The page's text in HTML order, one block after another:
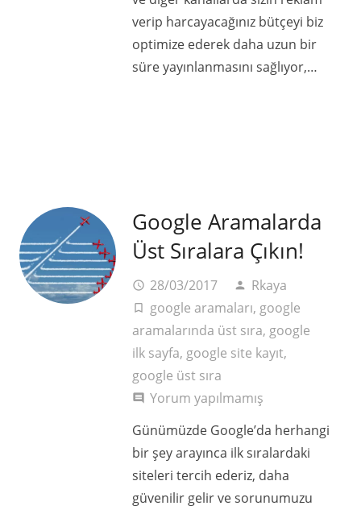
verip harcayacağınız bütçeyi biz
optimize ederek daha uzun bir
süre yayınlanmasını sağlıyor,…
Google Aramalarda
Üst Sıralara Çıkın!
access_time 28/03/2017 person Rkaya
turned_in_not google aramaları, google
aramalarında üst sıra, google
ilk sayfa, google site kayıt,
google üst sıra
comment Yorum yapılmamış
Günümüzde Google’da herhangi
bir şey arayınca ilk sıralardaki
siteleri tercih ederiz, daha
güvenilir gelir ve sorunumuzu